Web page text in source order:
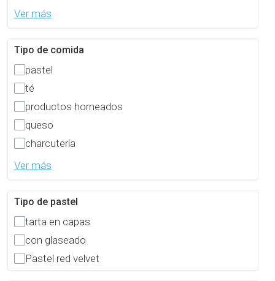
Ver más
Tipo de comida
pastel
té
productos horneados
queso
charcutería
Ver más
Tipo de pastel
tarta en capas
con glaseado
Pastel red velvet